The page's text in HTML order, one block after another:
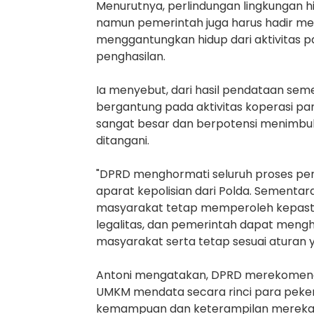
Menurutnya, perlindungan lingkungan
namun pemerintah juga harus hadir
menggantungkan hidup dari aktivitas
penghasilan.
Ia menyebut, dari hasil pendataan
bergantung pada aktivitas koperasi
sangat besar dan berpotensi
ditangani.
"DPRD menghormati seluruh proses
aparat kepolisian dari Polda.
masyarakat tetap memperoleh
legalitas, dan pemerintah dapat
masyarakat serta tetap sesuai aturan
Antoni mengatakan, DPRD
UMKM mendata secara rinci para
kemampuan dan keterampilan